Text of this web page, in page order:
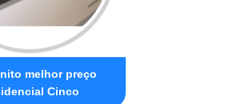
melhor preço
Cinco